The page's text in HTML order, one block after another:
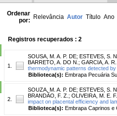
Ordenar
por: Relevância Autor Título Ano
Registros recuperados : 2
1.
SOUSA, M. A. P. DE; ESTEVES, S.
BARRETO, A. DO N. ; GARCIA, A. R.
thermodynamic patterns detected
Biblioteca(s): Embrapa Pecuária
2.
SOUZA, M. A. P. DE; ESTEVES, S.
BRANDÃO, F. Z. ; OLIVEIRA, M. E. F.
impact on placental efficiency and
Biblioteca(s): Embrapa Caprinos e